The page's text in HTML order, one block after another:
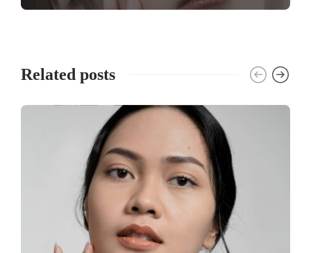
Related posts